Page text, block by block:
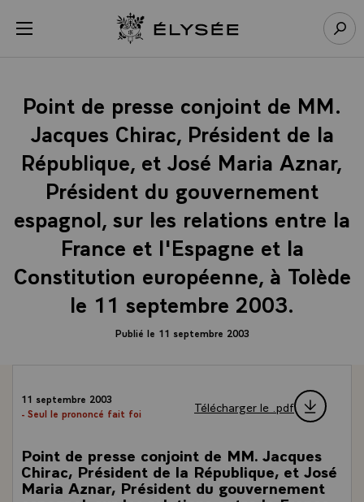
menu Retour à l’accueil Élysée
Point de presse conjoint de MM.
Jacques Chirac, Président de la
République, et José Maria Aznar,
Président du gouvernement
espagnol, sur les relations entre la
France et l'Espagne et la
Constitution européenne, à Tolède
le 11 septembre 2003.
Publié le 11 septembre 2003
11 septembre 2003
- Seul le prononcé fait foi
Télécharger le .pdf
Point de presse conjoint de MM. Jacques
Chirac, Président de la République, et José
Maria Aznar, Président du gouvernement
Panneau de gestion des cookies